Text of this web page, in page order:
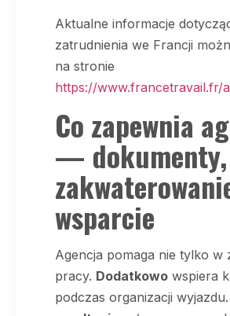
Aktualne informacje
zatrudnienia we Francji
na stronie
https://www.francetravail.fr/
Co zapewnia
— dokumenty,
wsparcie
Agencja pomaga nie tylko w
pracy. Dodatkowo wspiera
podczas organizacji wyjazdu.